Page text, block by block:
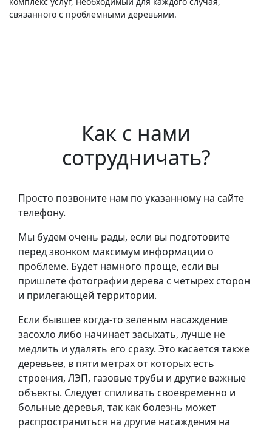
связанного с проблемными деревьями.
Как с нами
сотрудничать?
Просто позвоните нам по указанному на сайте
телефону.
Мы будем очень рады, если вы подготовите
перед звонком максимум информации о
проблеме. Будет намного проще, если вы
пришлете фотографии дерева с четырех сторон
и прилегающей территории.
Если бывшее когда-то зеленым насаждение
засохло либо начинает засыхать, лучше не
медлить и удалять его сразу. Это касается также
деревьев, в пяти метрах от которых есть
строения, ЛЭП, газовые трубы и другие важные
объекты. Следует спиливать своевременно и
больные деревья, так как болезнь может
распространиться на другие насаждения на